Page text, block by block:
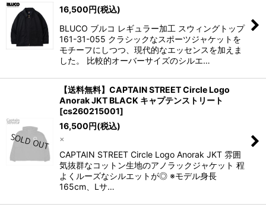
16,500円(税込)
BLUCO ブルコ レギュラー加工 スウィングトップ
161-31-055 クラシックなスポーツジャケットを
モチーフにしつつ、現代的なエッセンスを加えま
した。 比較的オーバーサイズのシルエ…
【送料無料】CAPTAIN STREET Circle Logo
Anorak JKT BLACK キャプテンストリート
[cs260215001]
16,500円(税込)
×
CAPTAIN STREET Circle Logo Anorak JKT 雰囲
気抜群なコットン生地のアノラックジャケット 程
よくルーズなシルエットが◎ ※モデル身長
165cm、Lサ…